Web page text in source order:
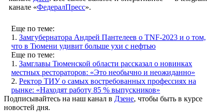
канале «ФедералПресс».
Еще по теме:
1. Замгубернатора Андрей Пантелеев о TNF-2023 и о том,
что в Тюмени удивит больше ухи с нефтью
Еще по теме:
1. Замглавы Тюменской области рассказал о новинках
местных рестораторов: «Это необычно и неожиданно»
2. Ректор ТИУ о самых востребованных профессиях на
рынке: «Находят работу 85 % выпускников»
Подписывайтесь на наш канал в Дзене, чтобы быть в курсе
новостей дня.